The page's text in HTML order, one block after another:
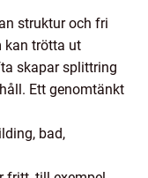
struktur och fri
kan trötta ut
skapar splittring
Ett genomtänkt
bad,